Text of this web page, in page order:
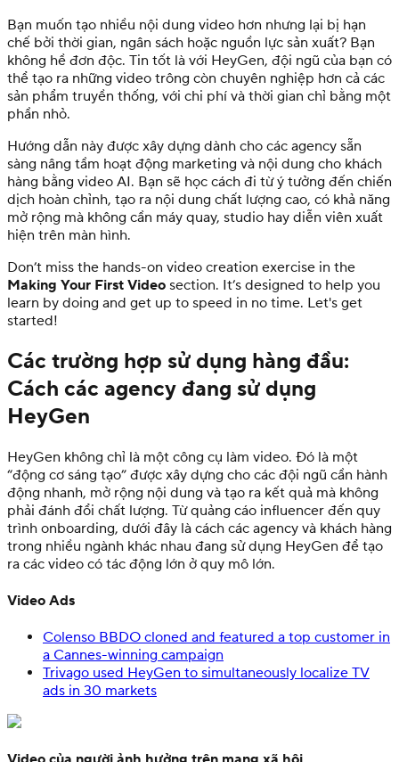
Bạn muốn tạo nhiều nội dung video hơn nhưng lại bị hạn
chế bởi thời gian, ngân sách hoặc nguồn lực sản xuất? Bạn
không hề đơn độc. Tin tốt là với HeyGen, đội ngũ của bạn có
thể tạo ra những video trông còn chuyên nghiệp hơn cả các
sản phẩm truyền thống, với chi phí và thời gian chỉ bằng một
phần nhỏ.
Hướng dẫn này được xây dựng dành cho các agency sẵn
sàng nâng tầm hoạt động marketing và nội dung cho khách
hàng bằng video AI. Bạn sẽ học cách đi từ ý tưởng đến chiến
dịch hoàn chỉnh, tạo ra nội dung chất lượng cao, có khả năng
mở rộng mà không cần máy quay, studio hay diễn viên xuất
hiện trên màn hình.
Don’t miss the hands-on video creation exercise in the
Making Your First Video section. It’s designed to help you
learn by doing and get up to speed in no time. Let's get
started!
Các trường hợp sử dụng hàng đầu:
Cách các agency đang sử dụng
HeyGen
HeyGen không chỉ là một công cụ làm video. Đó là một
“động cơ sáng tạo” được xây dựng cho các đội ngũ cần hành
động nhanh, mở rộng nội dung và tạo ra kết quả mà không
phải đánh đổi chất lượng. Từ quảng cáo influencer đến quy
trình onboarding, dưới đây là cách các agency và khách hàng
trong nhiều ngành khác nhau đang sử dụng HeyGen để tạo
ra các video có tác động lớn ở quy mô lớn.
Video Ads
Colenso BBDO cloned and featured a top customer in
a Cannes-winning campaign
Trivago used HeyGen to simultaneously localize TV
ads in 30 markets